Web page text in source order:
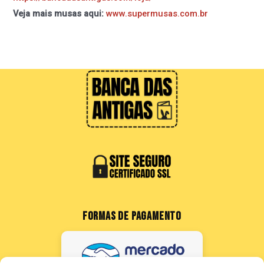
Veja mais musas aqui: www.supermusas.com.br
FORMAS DE PAGAMENTO